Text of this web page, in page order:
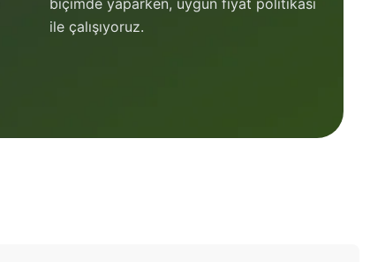
ile çalışıyoruz.